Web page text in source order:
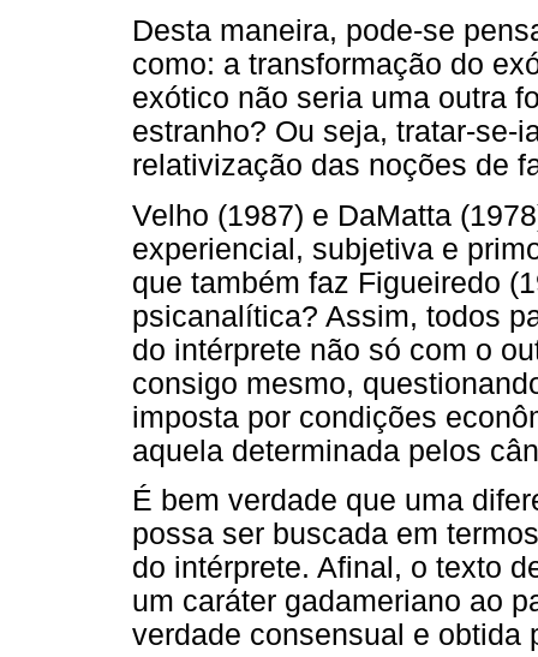
Desta maneira, pode-se
como: a transformação do
exótico não seria uma outra
estranho? Ou seja, tratar-se-
relativização das noções de
Velho (1987) e DaMatta
experiencial, subjetiva e
que também faz Figueiredo
psicanalítica? Assim, todos
do intérprete não só com o
consigo mesmo,
imposta por condições
aquela determinada pelos
É bem verdade que uma
possa ser buscada em
do intérprete. Afinal, o texto
um caráter gadameriano ao
verdade consensual e obtida